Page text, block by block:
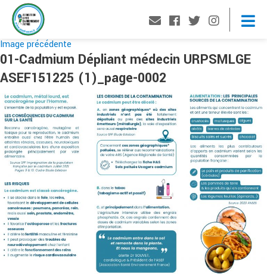
Image précédente
01-Cadmium Dépliant médecin URPSMLGE
ASEF151225 (1)_page-0002